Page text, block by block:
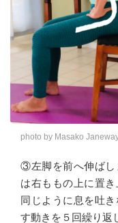
photo by Masako
③左脚を前へ伸ばし
は右ももの上に置
同じように息を吐
す動きを５回繰り返